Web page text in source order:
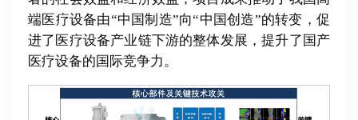
端医疗设备由“中国制造”向“中国创造”的转变，促
进了医疗设备产业链下游的整体发展，提升了国产
医疗设备的国际竞争力。